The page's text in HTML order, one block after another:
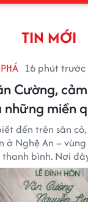
TIN MỚI
16 phút trước
Cường,
những miền
đến trên sân cỏ,
ở Nghệ An –
bình. Nơi
đồng xanh, làng
yên.